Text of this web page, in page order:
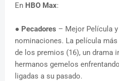
En HBO Max:
● Pecadores – Mejor Película
nominaciones. La película
de los premios (16), un drama
hermanos gemelos
ligadas a su pasado.